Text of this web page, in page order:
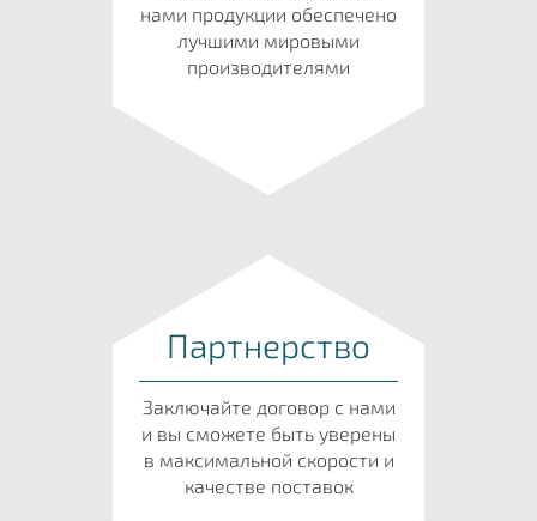
нами продукции обеспечено
лучшими мировыми
производителями
Партнерство
Заключайте договор с нами
и вы сможете быть уверены
в максимальной скорости и
качестве поставок